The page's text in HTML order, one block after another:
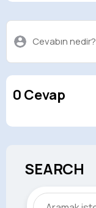
Cevabın nedir?
0 Cevap
SEARCH